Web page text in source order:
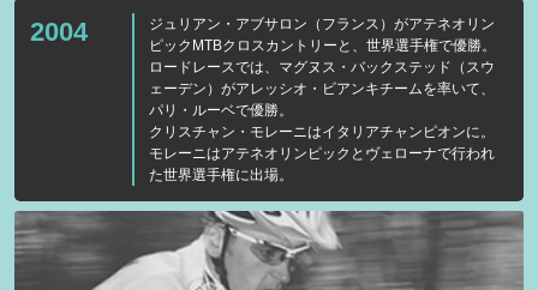
2004
ジュリアン・アブサロン（フランス）がアテネオリン
ピックMTBクロスカントリーと、世界選手権で優勝。
ロードレースでは、マグヌス・バックステッド（スウ
ェーデン）がアレッシオ・ビアンキチームを率いて、
パリ・ルーベで優勝。
クリスチャン・モレーニはイタリアチャンピオンに。
モレーニはアテネオリンピックとヴェローナで行われ
た世界選手権に出場。